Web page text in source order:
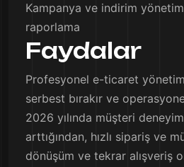
Kampanya ve indirim
raporlama
Faydalar
Profesyonel e-ticaret
serbest bırakır ve
2026 yılında müşteri
arttığından, hızlı sipariş ve
dönüşüm ve tekrar alışveriş